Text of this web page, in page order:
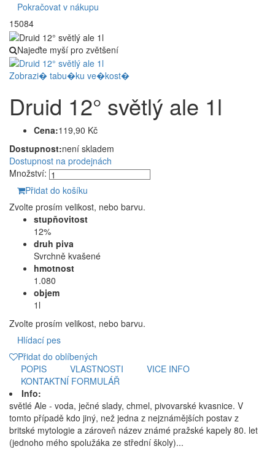
Pokračovat v nákupu
15084
Najeďte myší pro zvětšení
Zobrazi� tabu�ku ve�kost�
Druid 12° světlý ale 1l
Cena:119,90 Kč
Dostupnost:není skladem
Dostupnost na prodejnách
Množství:
Přidat do košíku
Zvolte prosím velikost, nebo barvu.
stupňovitost
12%
druh piva
Svrchně kvašené
hmotnost
1.080
objem
1l
Zvolte prosím velikost, nebo barvu.
Hlídací pes
Přidat do oblíbených
POPIS
VLASTNOSTI
VICE INFO
KONTAKTNÍ FORMULÁŘ
Info:
světlé Ale - voda, ječné slady, chmel, pivovarské kvasnice. V
tomto případě kdo jiný, než jedna z nejznámějších postav z
britské mytologie a zároveň název známé pražské kapely 80. let
(jednoho mého spolužáka ze střední školy)...